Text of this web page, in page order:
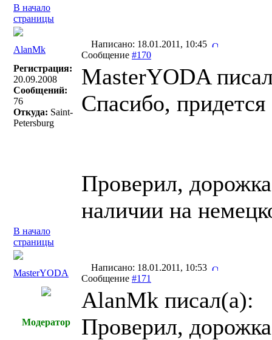
В начало
страницы
AlanMk
Написано: 18.01.2011, 10:45
Сообщение #170
Регистрация:
20.09.2008
Сообщений:
76
Откуда: Saint-
Petersburg
MasterYODA
Спасибо, придется
Проверил,
наличии на
В начало
страницы
MasterYODA
Написано: 18.01.2011, 10:53
Сообщение #171
Модератор
AlanMk писал(a):
Проверил,